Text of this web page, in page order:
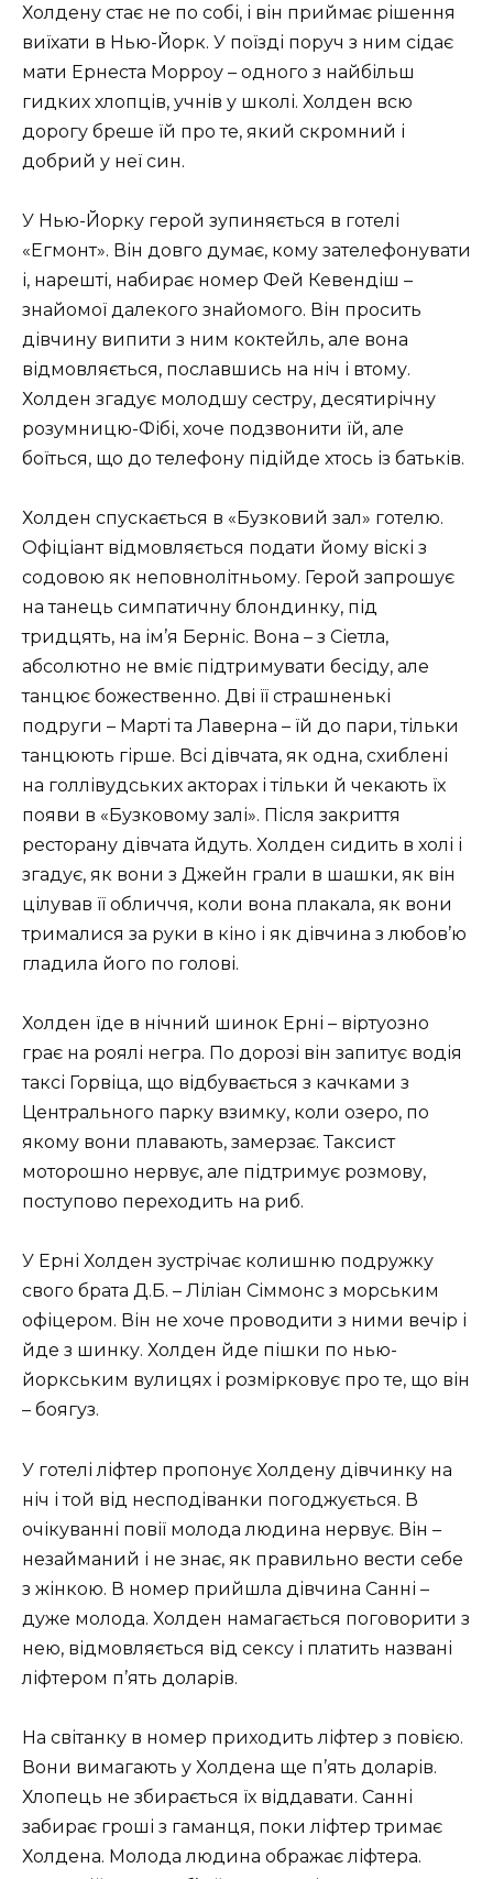
Холдену стає не по собі, і він приймає рішення
виїхати в Нью-Йорк. У поїзді поруч з ним сідає
мати Ернеста Морроу – одного з найбільш
гидких хлопців, учнів у школі. Холден всю
дорогу бреше їй про те, який скромний і
добрий у неї син.
У Нью-Йорку герой зупиняється в готелі
«Егмонт». Він довго думає, кому зателефонувати
і, нарешті, набирає номер Фей Кевендіш –
знайомої далекого знайомого. Він просить
дівчину випити з ним коктейль, але вона
відмовляється, пославшись на ніч і втому.
Холден згадує молодшу сестру, десятирічну
розумницю-Фібі, хоче подзвонити їй, але
боїться, що до телефону підійде хтось із батьків.
Холден спускається в «Бузковий зал» готелю.
Офіціант відмовляється подати йому віскі з
содовою як неповнолітньому. Герой запрошує
на танець симпатичну блондинку, під
тридцять, на ім’я Берніс. Вона – з Сіетла,
абсолютно не вміє підтримувати бесіду, але
танцює божественно. Дві її страшненькі
подруги – Марті та Лаверна – їй до пари, тільки
танцюють гірше. Всі дівчата, як одна, схиблені
на голлівудських акторах і тільки й чекають їх
появи в «Бузковому залі». Після закриття
ресторану дівчата йдуть. Холден сидить в холі і
згадує, як вони з Джейн грали в шашки, як він
цілував її обличчя, коли вона плакала, як вони
трималися за руки в кіно і як дівчина з любов’ю
гладила його по голові.
Холден їде в нічний шинок Ерні – віртуозно
грає на роялі негра. По дорозі він запитує водія
таксі Горвіца, що відбувається з качками з
Центрального парку взимку, коли озеро, по
якому вони плавають, замерзає. Таксист
моторошно нервує, але підтримує розмову,
поступово переходить на риб.
У Ерні Холден зустрічає колишню подружку
свого брата Д.Б. – Ліліан Сіммонс з морським
офіцером. Він не хоче проводити з ними вечір і
йде з шинку. Холден йде пішки по нью-
йоркським вулицях і розмірковує про те, що він
– боягуз.
У готелі ліфтер пропонує Холдену дівчинку на
ніч і той від несподіванки погоджується. В
очікуванні повії молода людина нервує. Він –
незайманий і не знає, як правильно вести себе
з жінкою. В номер прийшла дівчина Санні –
дуже молода. Холден намагається поговорити з
нею, відмовляється від сексу і платить названі
ліфтером п’ять доларів.
На світанку в номер приходить ліфтер з повією.
Вони вимагають у Холдена ще п’ять доларів.
Хлопець не збирається їх віддавати. Санні
забирає гроші з гаманця, поки ліфтер тримає
Холдена. Молода людина ображає ліфтера.